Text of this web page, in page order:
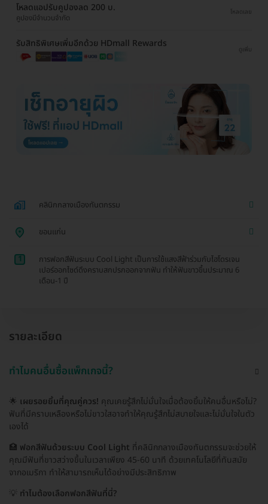
โหลดแอปรับคูปองลด 200 บ.
คูปองมีจำนวนจำกัด
โหลดเลย
รับสิทธิพิเศษเพิ่มอีกด้วย HDmall Rewards
ดูเพิ่ม
คลินิกกลางเมืองทันตกรรม
ขอนแก่น
1
การฟอกสีฟันระบบ Cool Light เป็นการใช้แสงสีฟ้าร่วมกับไฮโดรเจน
เปอร์ออกไซด์ดึงคราบสกปรกออกจากฟัน ทำให้ฟันขาวขึ้นประมาณ 6
เดือน-1 ปี
รายละเอียด
ทำไมคนอื่นซื้อแพ็กเกจนี้?
🌟 เผยรอยยิ้มที่คุณคู่ควร! คุณเคยรู้สึกไม่มั่นใจเมื่อต้องยิ้มให้คนอื่นหรือไม่?
ฟันที่มีคราบเหลืองหรือไม่ขาวใสอาจทำให้คุณรู้สึกไม่สบายใจและไม่มั่นใจในตัว
เองได้
🏥 ฟอกสีฟันด้วยระบบ Cool Light ที่คลินิกกลางเมืองทันตกรรมจะช่วยให้
คุณมีฟันที่ขาวสว่างขึ้นในเวลาเพียง 45-60 นาที ด้วยเทคโนโลยีที่ทันสมัย
จากอเมริกา ทำให้สามารถเห็นได้อย่างมีประสิทธิภาพ
💡 ทำไมต้องเลือกฟอกสีฟันที่นี่?